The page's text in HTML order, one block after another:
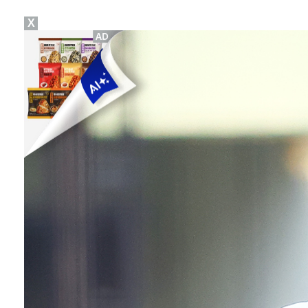
'오징어 게임' 미국판 스핀오프, 제작 무산설 "넷플릭
[ST포토] 김새로미, 방향이 좋다
[ST포토] 마서영, 컨디션 최고
[ST포토] 차준환 안무 참여로 높아진 퀄리티
X